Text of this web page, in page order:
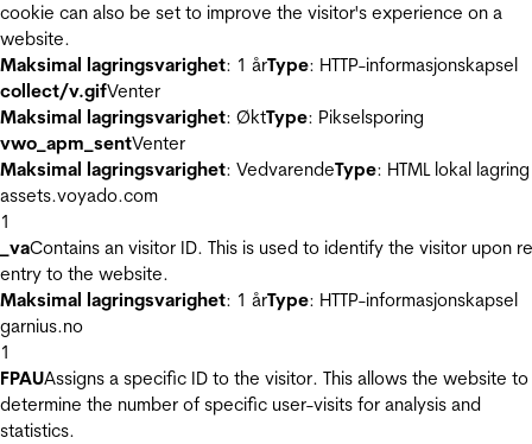
cookie can also be set to improve the visitor's experience on a
website.
Maksimal lagringsvarighet: 1 årType: HTTP-informasjonskapsel
collect/v.gifVenter
Maksimal lagringsvarighet: ØktType: Pikselsporing
vwo_apm_sentVenter
Maksimal lagringsvarighet: VedvarendeType: HTML lokal lagring
assets.voyado.com
1
_vaContains an visitor ID. This is used to identify the visitor upon
entry to the website.
Maksimal lagringsvarighet: 1 årType: HTTP-informasjonskapsel
garnius.no
1
FPAUAssigns a specific ID to the visitor. This allows the website to
determine the number of specific user-visits for analysis and
statistics.